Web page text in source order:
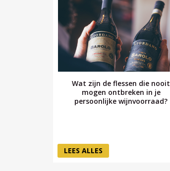
Wat zijn de flessen die nooit
mogen ontbreken in je
persoonlijke wijnvoorraad?
LEES ALLES